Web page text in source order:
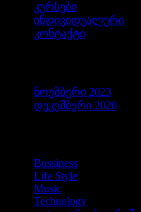
კურსები
ინდივიდუალური
კონტაქტი
ნოემბერი 2023
დეკემბერი 2020
Bussiness
Life Style
Music
Technology